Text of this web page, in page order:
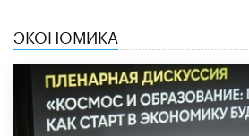
ЭКОНОМИКА